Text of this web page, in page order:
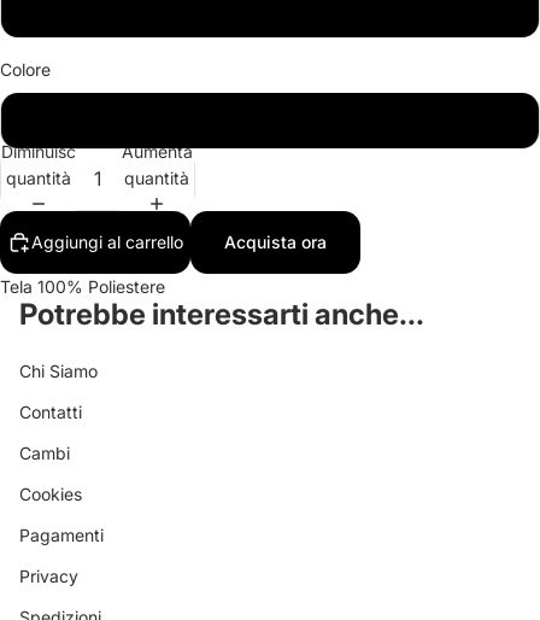
Colore
Diminuisci
quantità
Aumenta
quantità
Aggiungi al carrello Acquista ora
Tela 100% Poliestere
Potrebbe interessarti anche...
Chi Siamo
Contatti
Cambi
Cookies
Pagamenti
Privacy